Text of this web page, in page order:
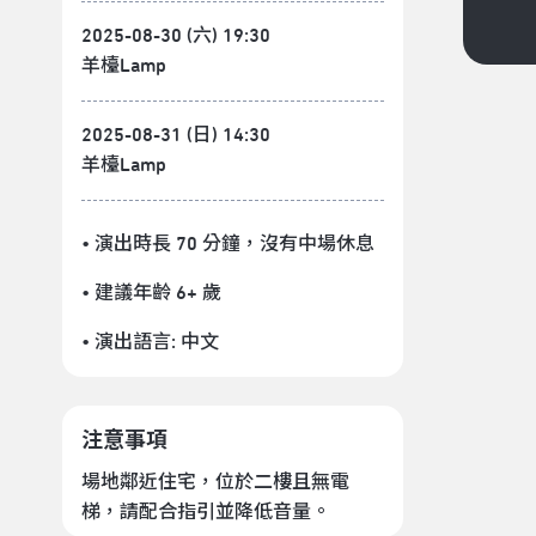
2025-08-30 (六) 19:30
羊檯Lamp
2025-08-31 (日) 14:30
羊檯Lamp
• 演出時長 70 分鐘 ，沒有中場休息
• 建議年齡 6+ 歲
• 演出語言: 中文
注意事項
場地鄰近住宅，位於二樓且無電
梯，請配合指引並降低音量。